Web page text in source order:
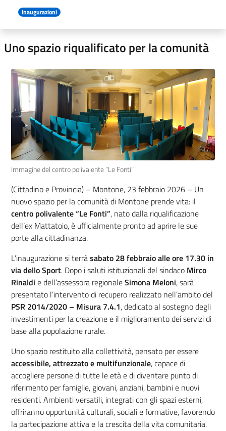
Inaugurazioni
Uno spazio riqualificato per la comunità
Immagine del centro polivalente “Le Fonti”
(Cittadino e Provincia) – Montone, 23 febbraio 2026 – Un
nuovo spazio per la comunità di Montone prende vita: il
centro polivalente“Le Fonti”, nato dalla riqualificazione
dell’ex Mattatoio, è ufficialmente pronto ad aprire le sue
porte alla cittadinanza.
L’inaugurazione si terràsabato 28 febbraio alle ore 17.30 in
via dello Sport. Dopo i saluti istituzionali del sindaco Mirco
Rinaldi e dell’assessora regionaleSimona Meloni, sarà
presentato l’intervento di recupero realizzato nell’ambito del
PSR 2014/2020 – Misura 7.4.1, dedicato al sostegno degli
investimenti per la creazione e il miglioramento dei servizi di
base alla popolazione rurale.
Uno spazio restituito alla collettività, pensato per essere
accessibile, attrezzato e multifunzionale, capace di
accogliere persone di tutte le età e di diventare punto di
riferimento per famiglie, giovani, anziani, bambini e nuovi
residenti. Ambienti versatili, integrati con gli spazi esterni,
offriranno opportunità culturali, sociali e formative, favorendo
la partecipazione attiva e la crescita della vita comunitaria.